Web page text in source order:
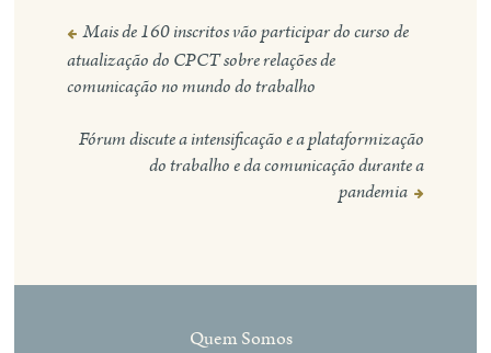
Navegação
de
Post
Mais de 160 inscritos vão participar do curso de
atualização do CPCT sobre relações de
comunicação no mundo do trabalho
Fórum discute a intensificação e a plataformização
do trabalho e da comunicação durante a
pandemia
Quem Somos